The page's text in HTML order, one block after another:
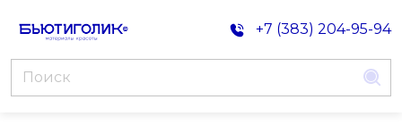
+7 (383) 204-95-94